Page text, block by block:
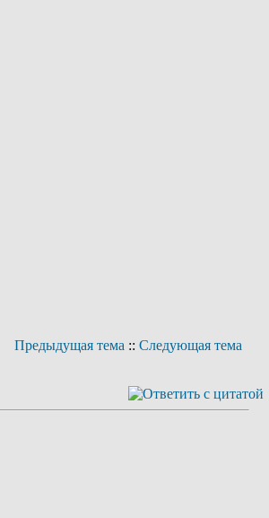
Предыдущая тема :: Следующая тема